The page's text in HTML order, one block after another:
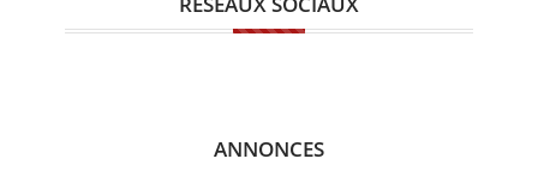
ANNONCES